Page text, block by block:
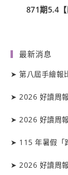
871期5.4
最新消息
➤第八屆手繪報
➤ 2026 好讀周
➤ 2026 好讀周
➤ 115 年暑假「
➤ 2026 好讀周